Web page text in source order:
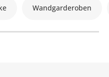
Wandgarderoben